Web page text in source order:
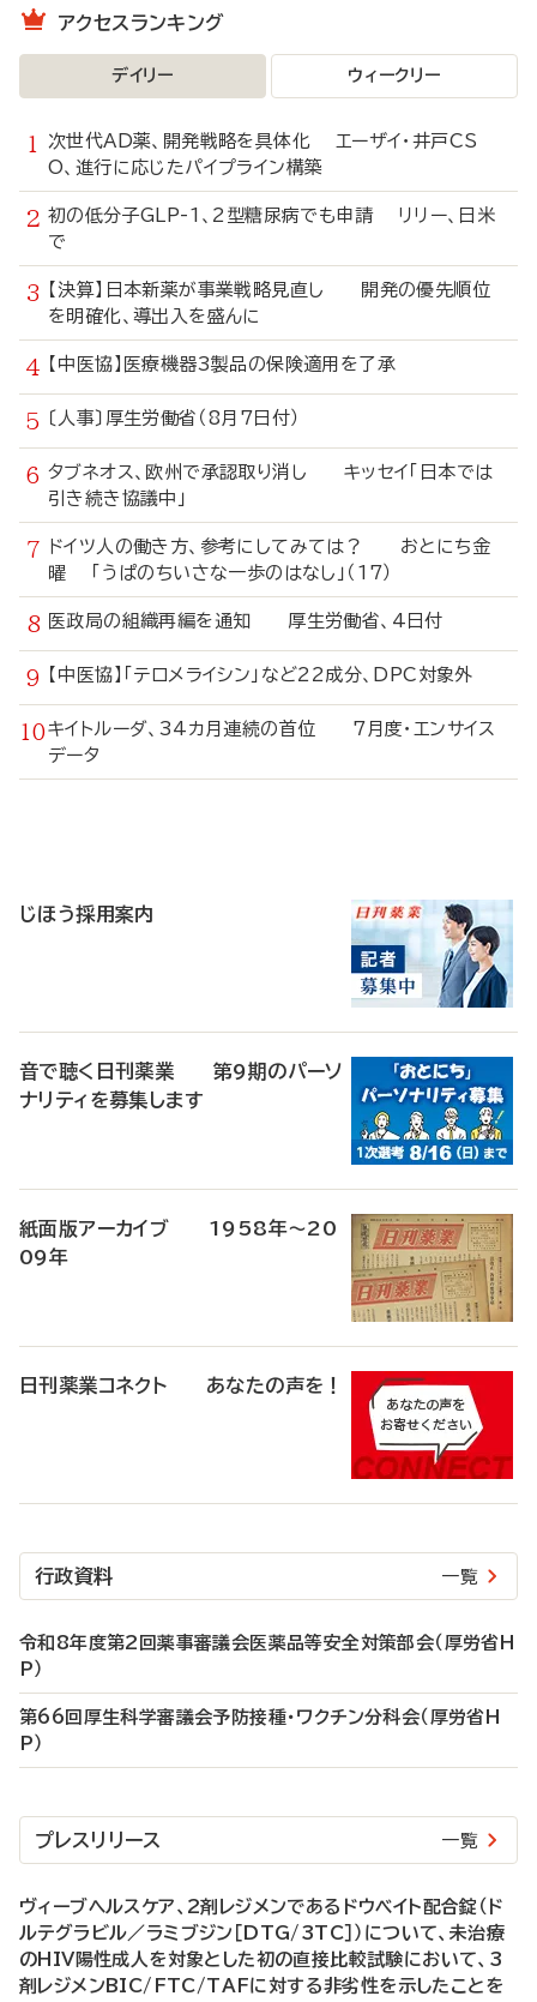
アクセスランキング
デイリー ウィークリー
次世代AD薬、開発戦略を具体化 エーザイ・井戸CS
O、進行に応じたパイプライン構築
初の低分子GLP-1、2型糖尿病でも申請 リリー、日米
で
【決算】日本新薬が事業戦略見直し 開発の優先順位
を明確化、導出入を盛んに
【中医協】医療機器3製品の保険適用を了承
〔人事〕厚生労働省（8月7日付）
タブネオス、欧州で承認取り消し キッセイ「日本では
引き続き協議中」
ドイツ人の働き方、参考にしてみては？ おとにち金
曜 「うぱのちいさな一歩のはなし」（17）
医政局の組織再編を通知 厚生労働省、4日付
【中医協】「テロメライシン」など22成分、DPC対象外
キイトルーダ、34カ月連続の首位 7月度・エンサイス
データ
じほう採用案内
音で聴く日刊薬業 第9期のパーソ
ナリティを募集します
紙面版アーカイブ 1958年～20
09年
日刊薬業コネクト あなたの声を！
行政資料 一覧
令和8年度第2回薬事審議会医薬品等安全対策部会（厚労省H
P）
第66回厚生科学審議会予防接種・ワクチン分科会（厚労省H
P）
プレスリリース 一覧
ヴィーブヘルスケア、2剤レジメンであるドウベイト配合錠（ド
ルテグラビル／ラミブジン［DTG/3TC］）について、未治療
のHIV陽性成人を対象とした初の直接比較試験において、3
剤レジメンBIC/FTC/TAFに対する非劣性を示したことを